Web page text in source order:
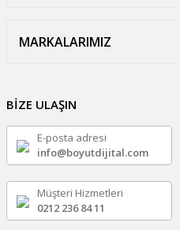
MARKALARIMIZ
BİZE ULAŞIN
E-posta adresi
info@boyutdijital.com
Müşteri Hizmetleri
0212 236 84 11